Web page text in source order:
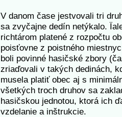
V danom čase jestvovali tri
sa zvyčajne dedín netýkalo.
richtárom platené z rozpočtu
poisťovne z poistného
boli povinné hasičské zbory
zriaďovali v takých dedinách,
musela platiť obec aj s
všetkých troch druhov sa
hasičskou jednotou, ktorá ich
vzdelanie a inštrukcie.